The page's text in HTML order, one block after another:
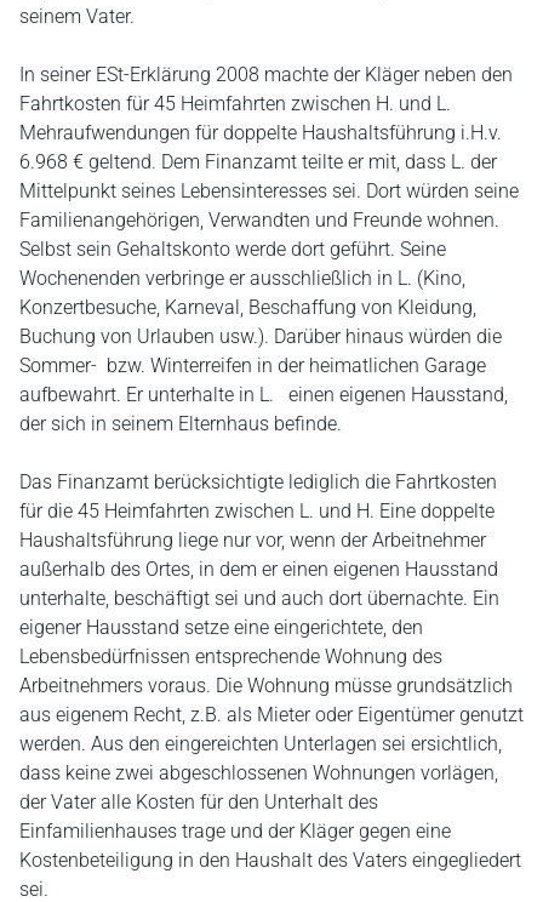
seinem Vater.
In seiner ESt-Erklärung 2008 machte der Kläger neben den
Fahrtkosten für 45 Heimfahrten zwischen H. und L.
Mehraufwendungen für doppelte Haushaltsführung i.H.v.
6.968 € geltend. Dem Finanzamt teilte er mit, dass L. der
Mittelpunkt seines Lebensinteresses sei. Dort würden seine
Familienangehörigen, Verwandten und Freunde wohnen.
Selbst sein Gehaltskonto werde dort geführt. Seine
Wochenenden verbringe er ausschließlich in L. (Kino,
Konzertbesuche, Karneval, Beschaffung von Kleidung,
Buchung von Urlauben usw.). Darüber hinaus würden die
Sommer- bzw. Winterreifen in der heimatlichen Garage
aufbewahrt. Er unterhalte in L. einen eigenen Hausstand,
der sich in seinem Elternhaus befinde.
Das Finanzamt berücksichtigte lediglich die Fahrtkosten
für die 45 Heimfahrten zwischen L. und H. Eine doppelte
Haushaltsführung liege nur vor, wenn der Arbeitnehmer
außerhalb des Ortes, in dem er einen eigenen Hausstand
unterhalte, beschäftigt sei und auch dort übernachte. Ein
eigener Hausstand setze eine eingerichtete, den
Lebensbedürfnissen entsprechende Wohnung des
Arbeitnehmers voraus. Die Wohnung müsse grundsätzlich
aus eigenem Recht, z.B. als Mieter oder Eigentümer genutzt
werden. Aus den eingereichten Unterlagen sei ersichtlich,
dass keine zwei abgeschlossenen Wohnungen vorlägen,
der Vater alle Kosten für den Unterhalt des
Einfamilienhauses trage und der Kläger gegen eine
Kostenbeteiligung in den Haushalt des Vaters eingegliedert
sei.